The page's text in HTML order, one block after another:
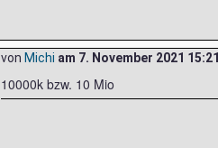
von Michi am 7. November 2021 15:21
10000k bzw. 10 Mio